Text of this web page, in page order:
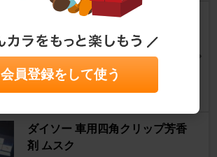
GS YUASA ECO.R Revolution
フィット3 ハイブリッド
GP5フィット乗りさん
ダイソー 車用四角クリップ芳香
剤 ムスク
会員登録をして使う